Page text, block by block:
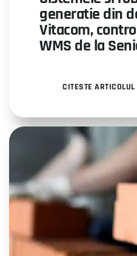
generatie din
Vitacom,
WMS de la
CITESTE ARTICOLUL